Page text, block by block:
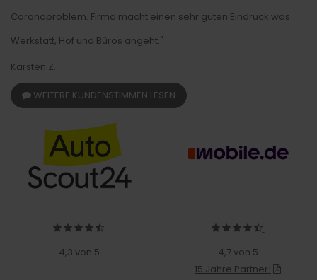
Coronaproblem. Firma macht einen sehr guten Eindruck was
Werkstatt, Hof und Büros angeht."
Karsten Z.
WEITERE KUNDENSTIMMEN LESEN
4,3 von 5
4,7 von 5
15 Jahre Partner!